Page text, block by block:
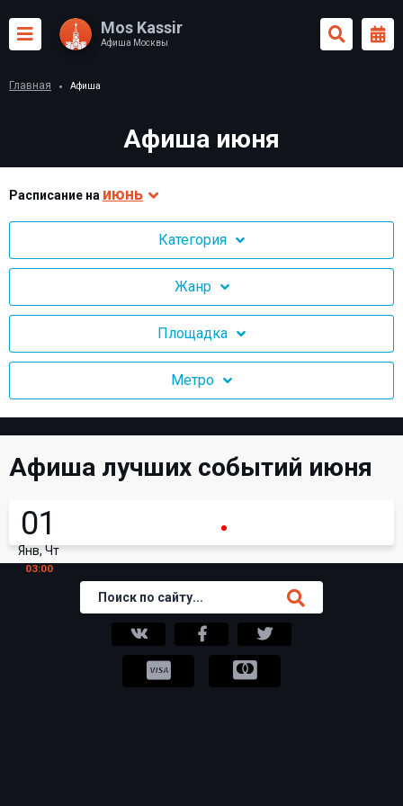
Mos Kassir
Афиша Москвы
Главная Афиша
Афиша июня
Раcписание на июнь
Категория
Жанр
Площадка
Метро
Афиша лучших событий июня
01
Янв, Чт
03:00